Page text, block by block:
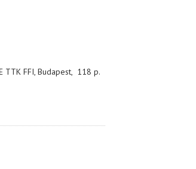
TTK FFI, Budapest, 118 p.